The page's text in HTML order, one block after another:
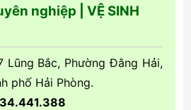
nghiệp | VỆ SINH
Bắc, Phường Đằng Hải,
phố Hải Phòng.